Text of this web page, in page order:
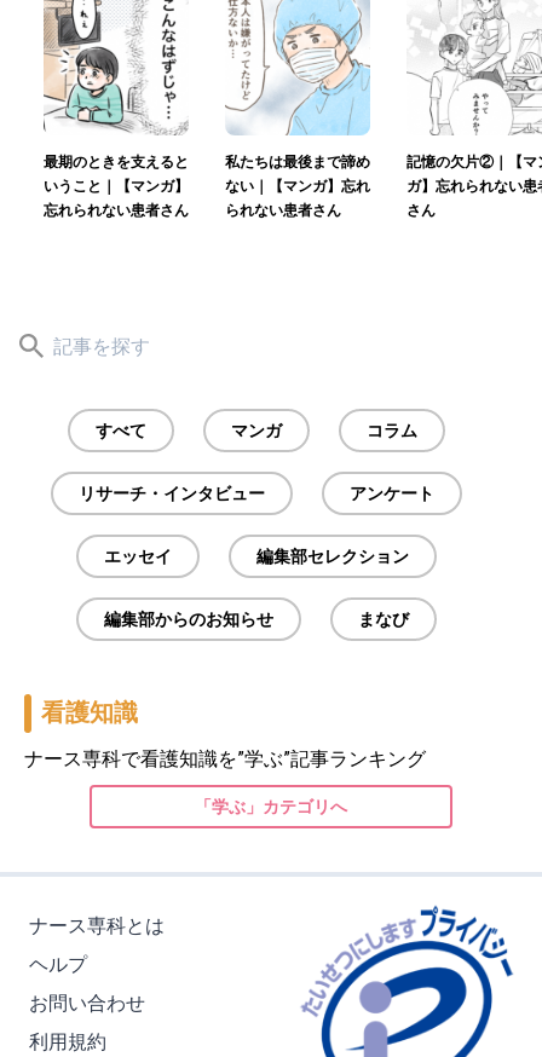
最期のときを支えると
いうこと｜【マンガ】
忘れられない患者さん
私たちは最後まで諦め
ない｜【マンガ】忘れ
られない患者さん
記憶の欠片②｜【マ
ガ】忘れられない患
さん
すべて マンガ コラム
リサーチ・インタビュー アンケート
エッセイ 編集部セレクション
編集部からのお知らせ まなび
看護知識
ナース専科で看護知識を”学ぶ”記事ランキング
「学ぶ」カテゴリへ
ナース専科とは
ヘルプ
お問い合わせ
利用規約